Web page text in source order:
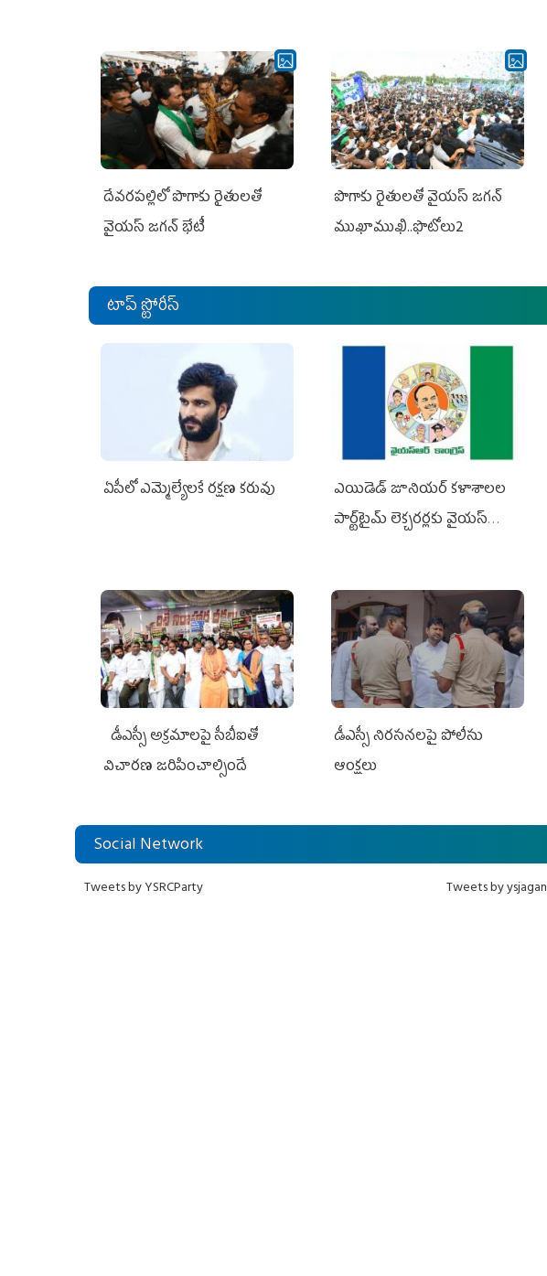
దేవరపల్లిలో పొగాకు రైతులతో
వైయస్ జగన్ భేటీ
పొగాకు రైతుల‌తో వైయ‌స్ జ‌గ‌న్
ముఖాముఖి..ఫొటోలు2
టాప్ స్టోరీస్
ఏపీలో ఎమ్మెల్యేల‌కే ర‌క్ష‌ణ క‌రువు
ఎయిడెడ్‌ జూనియర్‌ కళాశాలల
పార్ట్‌టైమ్‌ లెక్చరర్లకు వైయ‌స్
డీఎస్సీ అక్రమాలపై సీబీఐతో
విచారణ జరిపించాల్సిందే
డీఎస్సీ నిరసనలపై పోలీసు
ఆంక్షలు
Social Network
Tweets by YSRCParty Tweets by ysjagan